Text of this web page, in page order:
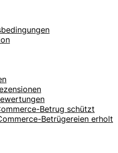
Betrug schützt
Betrügereien erholt